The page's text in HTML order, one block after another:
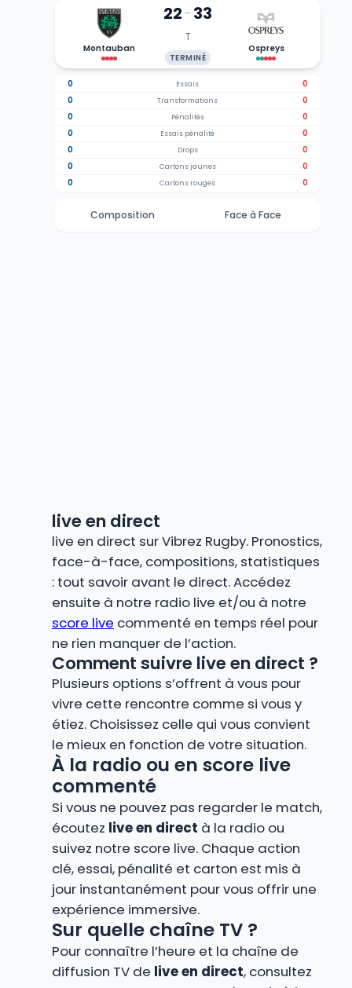
Montauban
22- 33
T
TERMINÉ
Ospreys
0 Essais
0
0
Transformations
0
0
Pénalités
0
0
Essais pénalité
0
0
Drops
0
0
Cartons jaunes
0
0
Cartons rouges 0
Composition Face à Face
live en direct
live en direct sur Vibrez Rugby. Pronostics,
face-à-face, compositions, statistiques
: tout savoir avant le direct. Accédez
ensuite à notre radio live et/ou à notre
score live commenté en temps réel pour
ne rien manquer de l’action.
Comment suivre live en direct ?
Plusieurs options s’offrent à vous pour
vivre cette rencontre comme si vous y
étiez. Choisissez celle qui vous convient
le mieux en fonction de votre situation.
À la radio ou en score live
commenté
Si vous ne pouvez pas regarder le match,
écoutez live en direct à la radio ou
suivez notre score live. Chaque action
clé, essai, pénalité et carton est mis à
jour instantanément pour vous offrir une
expérience immersive.
Sur quelle chaîne TV ?
Pour connaître l’heure et la chaîne de
diffusion TV de live en direct, consultez